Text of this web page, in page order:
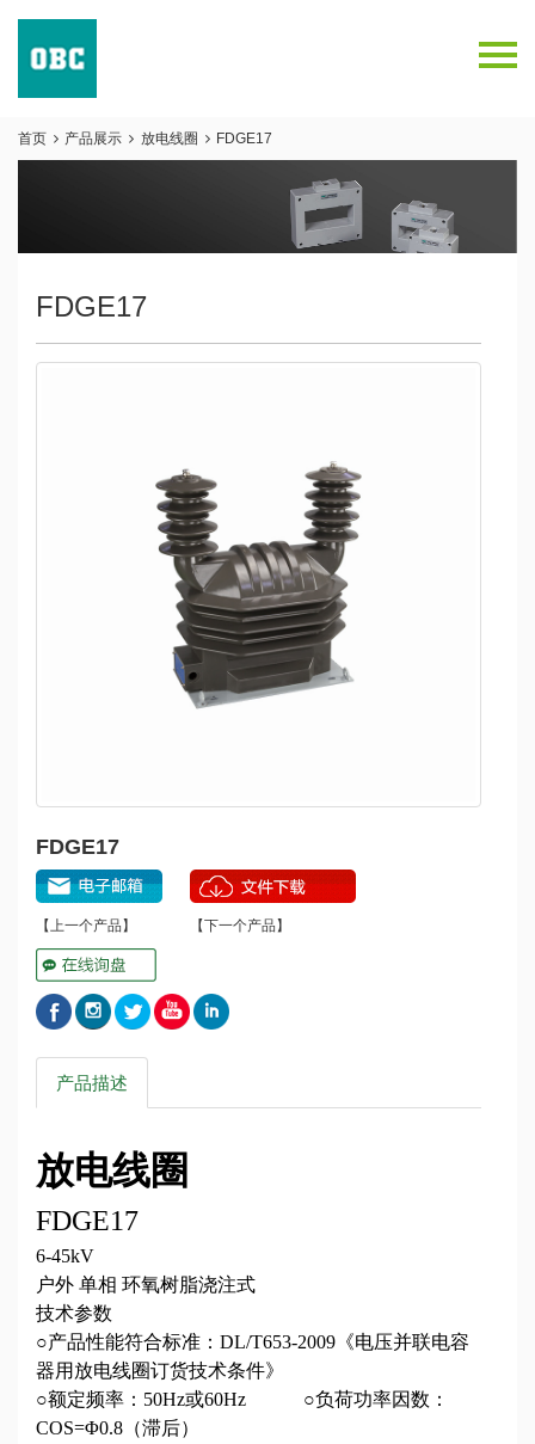
关于我们
产品展示
首页 产品展示 放电线圈 FDGE17
FDGE17
FDGE17
【上一个产品】 【下一个产品】
产品描述
放电线圈
FDGE17
6-45kV
户外 单相 环氧树脂浇注式
技术参数
○产品性能符合标准： DL/T653-2009 《电压并联电容
器用放电线圈订货技术条件》
○额定频率： 50Hz或60Hz ○负荷功率因数：
COS=Φ0.8 （滞后）